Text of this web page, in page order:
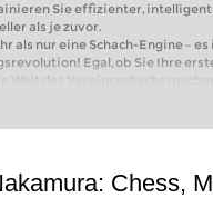
Sie effizienter,
als je zuvor.
als nur eine Schach-Engine – es
Egal, ob Sie Ihre
Welt des Vereinsschachs machen
Turnierniveau spielen: Mit
Sie effizienter, intelligenter
je zuvor.
Chess,